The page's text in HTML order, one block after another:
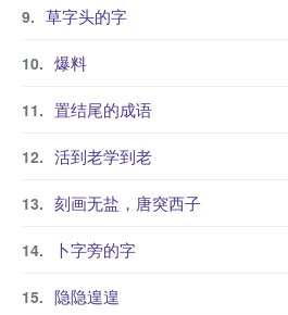
草字头的字
爆料
置结尾的成语
活到老学到老
刻画无盐，唐突西子
卜字旁的字
隐隐遑遑